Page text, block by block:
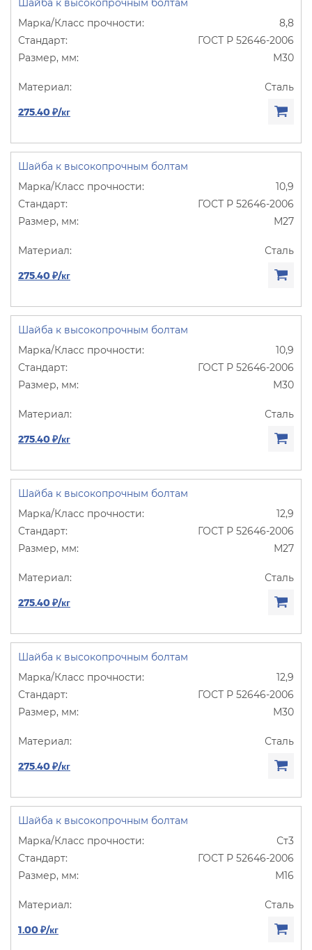
Шайба к высокопрочным болтам
8,8
ГОСТ Р 52646-2006
М30
Сталь
275.40 ₽/кг
Шайба к высокопрочным болтам
10,9
ГОСТ Р 52646-2006
М27
Сталь
275.40 ₽/кг
Шайба к высокопрочным болтам
10,9
ГОСТ Р 52646-2006
М30
Сталь
275.40 ₽/кг
Шайба к высокопрочным болтам
12,9
ГОСТ Р 52646-2006
М27
Сталь
275.40 ₽/кг
Шайба к высокопрочным болтам
12,9
ГОСТ Р 52646-2006
М30
Сталь
275.40 ₽/кг
Шайба к высокопрочным болтам
Ст3
ГОСТ Р 52646-2006
М16
Сталь
1.00 ₽/кг